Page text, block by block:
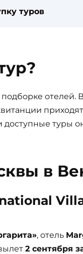
туров
отелей.
доступные туры
в
, отель
2 сентября